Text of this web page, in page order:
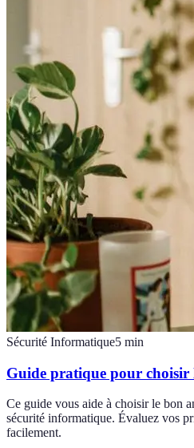
Sécurité Informatique5 min
Guide pratique pour
Ce guide vous aide à choisir le bon
sécurité informatique. Évaluez vos
facilement.